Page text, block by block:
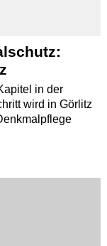
in der
wird in Görlitz